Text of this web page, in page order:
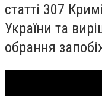
статті 307
України та
обрання